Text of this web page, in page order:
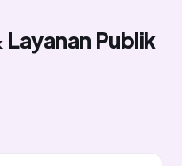
Layanan Publik